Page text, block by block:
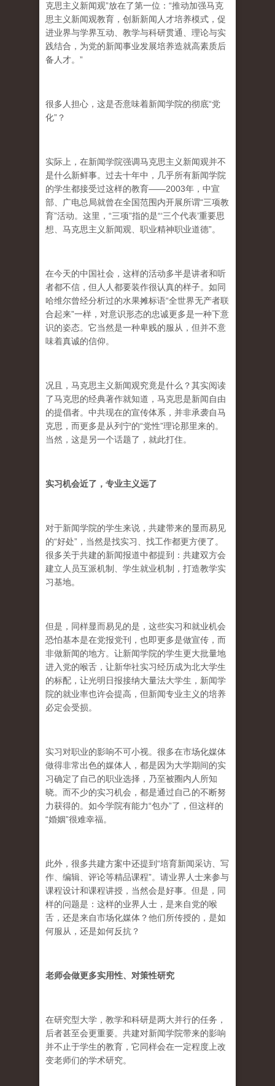
克思主义新闻观”放在了第一位：“推动加强马克
思主义新闻观教育，创新新闻人才培养模式，促
进业界与学界互动、教学与科研贯通、理论与实
践结合，为党的新闻事业发展培养造就高素质后
备人才。”
很多人担心，这是否意味着新闻学院的彻底“党
化”？
实际上，在新闻学院强调马克思主义新闻观并不
是什么新鲜事。过去十年中，几乎所有新闻学院
的学生都接受过这样的教育——2003年，中宣
部、广电总局就曾在全国范围内开展所谓“三项教
育”活动。这里，“三项”指的是“‘三个代表’重要思
想、马克思主义新闻观、职业精神职业道德”。
在今天的中国社会，这样的活动多半是讲者和听
者都不信，但人人都要装作很认真的样子。如同
哈维尔曾经分析过的水果摊标语“全世界无产者联
合起来”一样，对意识形态的忠诚更多是一种下意
识的姿态。它当然是一种卑贱的服从，但并不意
味着真诚的信仰。
况且，马克思主义新闻观究竟是什么？其实阅读
了马克思的经典著作就知道，马克思是新闻自由
的提倡者。中共现在的宣传体系，并非承袭自马
克思，而更多是从列宁的“党性”理论那里来的。
当然，这是另一个话题了，就此打住。
实习机会近了，专业主义远了
对于新闻学院的学生来说，共建带来的显而易见
的“好处”，当然是找实习、找工作都更方便了。
很多关于共建的新闻报道中都提到：共建双方会
建立人员互派机制、学生就业机制，打造教学实
习基地。
但是，同样显而易见的是，这些实习和就业机会
恐怕基本是在党报党刊，也即更多是做宣传，而
非做新闻的地方。让新闻学院的学生更大批量地
进入党的喉舌，让新华社实习经历成为北大学生
的标配，让光明日报接纳大量法大学生，新闻学
院的就业率也许会提高，但新闻专业主义的培养
必定会受损。
实习对职业的影响不可小视。很多在市场化媒体
做得非常出色的媒体人，都是因为大学期间的实
习确定了自己的职业选择，乃至被圈内人所知
晓。而不少的实习机会，都是通过自己的不断努
力获得的。如今学院有能力“包办”了，但这样的
“婚姻”很难幸福。
此外，很多共建方案中还提到“培育新闻采访、写
作、编辑、评论等精品课程”。请业界人士来参与
课程设计和课程讲授，当然会是好事。但是，同
样的问题是：这样的业界人士，是来自党的喉
舌，还是来自市场化媒体？他们所传授的，是如
何服从，还是如何反抗？
老师会做更多实用性、对策性研究
在研究型大学，教学和科研是两大并行的任务，
后者甚至会更重要。共建对新闻学院带来的影响
并不止于学生的教育，它同样会在一定程度上改
变老师们的学术研究。